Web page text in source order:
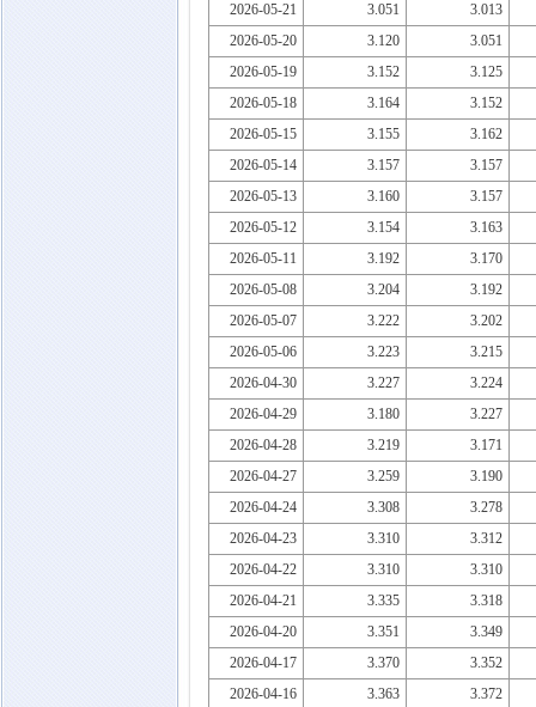
2026-05-21
3.051
3.013
2026-05-20
3.120
3.051
2026-05-19
3.152
3.125
2026-05-18
3.164
3.152
2026-05-15
3.155
3.162
2026-05-14
3.157
3.157
2026-05-13
3.160
3.157
2026-05-12
3.154
3.163
2026-05-11
3.192
3.170
2026-05-08
3.204
3.192
2026-05-07
3.222
3.202
2026-05-06
3.223
3.215
2026-04-30
3.227
3.224
2026-04-29
3.180
3.227
2026-04-28
3.219
3.171
2026-04-27
3.259
3.190
2026-04-24
3.308
3.278
2026-04-23
3.310
3.312
2026-04-22
3.310
3.310
2026-04-21
3.335
3.318
2026-04-20
3.351
3.349
2026-04-17
3.370
3.352
2026-04-16
3.363
3.372